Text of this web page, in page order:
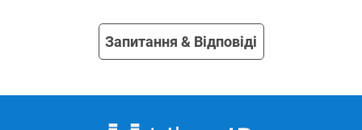
Запитання & Відповіді